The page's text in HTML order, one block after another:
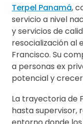
Terpel Panamá,
servicio a nivel
y servicios de
resocialización al
Francisco. Su
a personas ex
potencial y
La trayectoria de
hasta supervisor,